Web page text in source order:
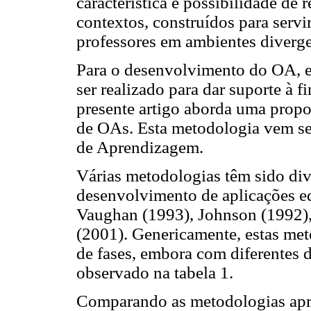
contextos, construídos para
professores em ambientes
Para o desenvolvimento do OA,
ser realizado para dar suporte à
presente artigo aborda uma
de OAs. Esta metodologia vem
de Aprendizagem.
Várias metodologias têm sido
desenvolvimento de aplicações
Vaughan (1993), Johnson
(2001). Genericamente, estas
de fases, embora com diferentes
observado na tabela 1.
Comparando as metodologias